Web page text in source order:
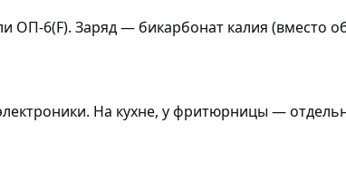
ОП-6(F). Заряд — бикарбонат калия (вместо
На кухне, у фритюрницы —